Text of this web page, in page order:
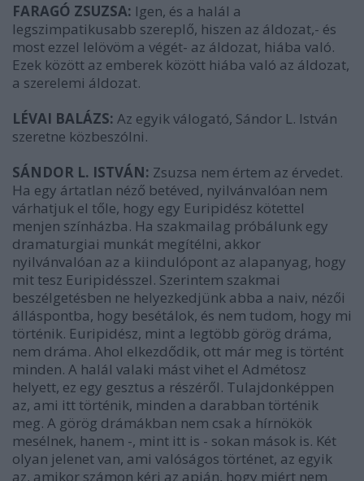
FARAGÓ ZSUZSA: Igen, és a halál a
legszimpatikusabb szereplő, hiszen az áldozat,- és
most ezzel lelövöm a végét- az áldozat, hiába való.
Ezek között az emberek között hiába való az áldozat,
a szerelemi áldozat.
LÉVAI BALÁZS: Az egyik válogató, Sándor L. István
szeretne közbeszólni.
SÁNDOR L. ISTVÁN: Zsuzsa nem értem az érvedet.
Ha egy ártatlan néző betéved, nyilvánvalóan nem
várhatjuk el tőle, hogy egy Euripidész kötettel
menjen színházba. Ha szakmailag próbálunk egy
dramaturgiai munkát megítélni, akkor
nyilvánvalóan az a kiindulópont az alapanyag, hogy
mit tesz Euripidésszel. Szerintem szakmai
beszélgetésben ne helyezkedjünk abba a naiv, nézői
álláspontba, hogy besétálok, és nem tudom, hogy mi
történik. Euripidész, mint a legtöbb görög dráma,
nem dráma. Ahol elkezdődik, ott már meg is történt
minden. A halál valaki mást vihet el Admétosz
helyett, ez egy gesztus a részéről. Tulajdonképpen
az, ami itt történik, minden a darabban történik
meg. A görög drámákban nem csak a hírnökök
mesélnek, hanem -, mint itt is - sokan mások is. Két
olyan jelenet van, ami valóságos történet, az egyik
az, amikor számon kéri az apján, hogy miért nem